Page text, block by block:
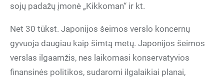
sojų padažų įmonė „Kikkoman“ ir kt.
Net 30 tūkst. Japonijos šeimos verslo koncernų
gyvuoja daugiau kaip šimtą metų. Japonijos šeimos
verslas ilgaamžis, nes laikomasi konservatyvios
finansinės politikos, sudaromi ilgalaikiai planai,